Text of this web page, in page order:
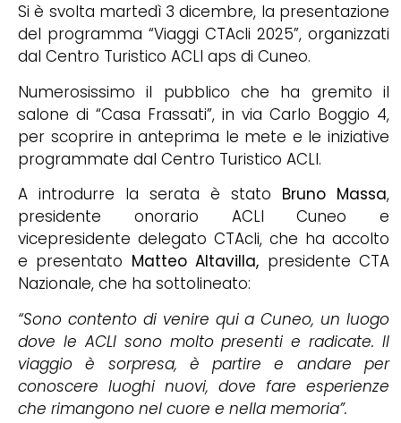
Si è svolta martedì 3 dicembre, la presentazione
del programma “Viaggi CTAcli 2025”, organizzati
dal Centro Turistico ACLI aps di Cuneo.
Numerosissimo il pubblico che ha gremito il
salone di “Casa Frassati”, in via Carlo Boggio 4,
per scoprire in anteprima le mete e le iniziative
programmate dal Centro Turistico ACLI.
A introdurre la serata è stato Bruno Massa,
presidente onorario ACLI Cuneo e
vicepresidente delegato CTAcli, che ha accolto
e presentato Matteo Altavilla, presidente CTA
Nazionale, che ha sottolineato:
“Sono contento di venire qui a Cuneo, un luogo
dove le ACLI sono molto presenti e radicate. Il
viaggio è sorpresa, è partire e andare per
conoscere luoghi nuovi, dove fare esperienze
che rimangono nel cuore e nella memoria”.